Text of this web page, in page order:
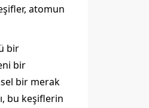
atomun
bir
bir
bir merak
bu keşiflerin